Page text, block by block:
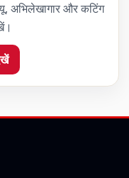
अभिलेखागार और कटिंग